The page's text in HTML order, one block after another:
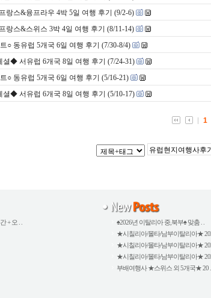
랑스&융프라우 4박 5일 여행 후기 (9/2-6)
랑스&스위스 3박 4일 여행 후기 (8/11-14)
○ 동유럽 5개국 6일 여행 후기 (7/30-8/4)
◆ 서유럽 6개국 8일 여행 후기 (7/24-31)
○ 동유럽 5개국 6일 여행 후기 (5/16-21)
◆ 서유럽 6개국 8일 여행 후기 (5/10-17)
1
♠2026년 이탈리아 중,북부♠ 맞춤 . .
★시칠리아/몰타/남부이탈리아★ 202
★시칠리아/몰타/남부이탈리아★ 202
★시칠리아/몰타/남부이탈리아★ 202
부배여행사 ★스위스 외 5개국★ 20 . .
+ 오 . .